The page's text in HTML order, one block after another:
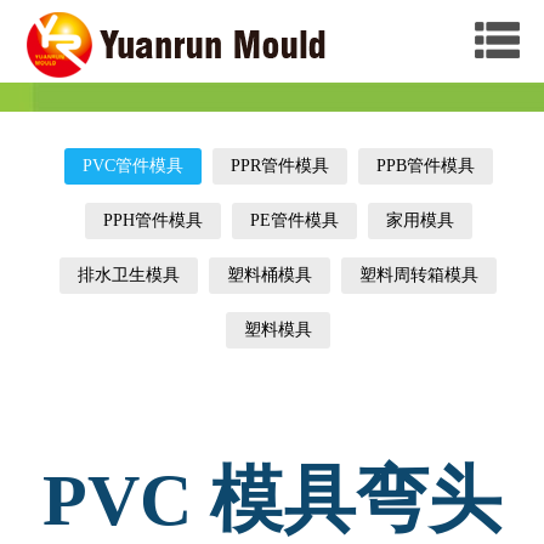
PVC管件模具 PPR管件模具 PPB管件模具
PPH管件模具 PE管件模具 家用模具
排水卫生模具 塑料桶模具 塑料周转箱模具
塑料模具
PVC 模具弯头